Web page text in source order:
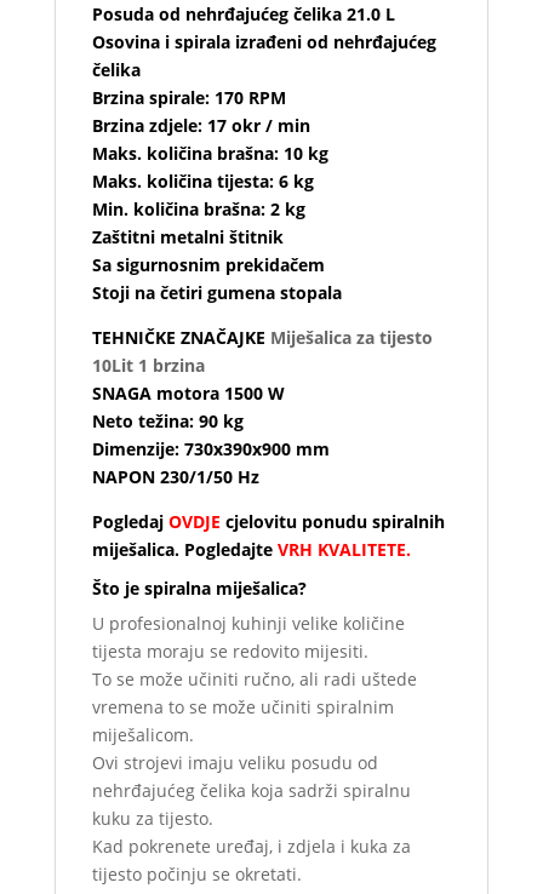
Posuda od nehrđajućeg čelika 21.0 L
Osovina i spirala izrađeni od nehrđajućeg
čelika
Brzina spirale: 170 RPM
Brzina zdjele: 17 okr / min
Maks. količina brašna: 10 kg
Maks. količina tijesta: 6 kg
Min. količina brašna: 2 kg
Zaštitni metalni štitnik
Sa sigurnosnim prekidačem
Stoji na četiri gumena stopala
TEHNIČKE ZNAČAJKE Miješalica za tijesto
10Lit 1 brzina
SNAGA motora 1500 W
Neto težina: 90 kg
Dimenzije: 730x390x900 mm
NAPON 230/1/50 Hz
Pogledaj OVDJE cjelovitu ponudu spiralnih
miješalica. Pogledajte VRH KVALITETE.
Što je spiralna miješalica?
U profesionalnoj kuhinji velike količine
tijesta moraju se redovito mijesiti.
To se može učiniti ručno, ali radi uštede
vremena to se može učiniti spiralnim
miješalicom.
Ovi strojevi imaju veliku posudu od
nehrđajućeg čelika koja sadrži spiralnu
kuku za tijesto.
Kad pokrenete uređaj, i zdjela i kuka za
tijesto počinju se okretati.